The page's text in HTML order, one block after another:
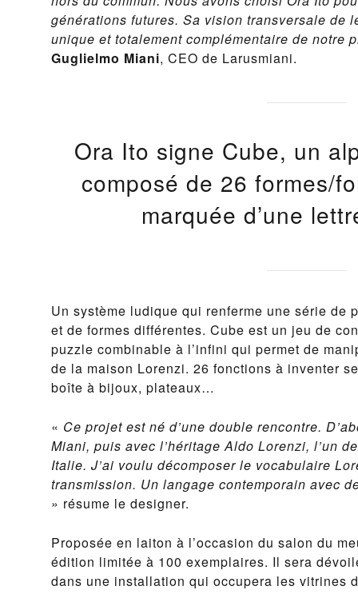
générations futures. Sa vision transversale de
unique et totalement complémentaire de notre
Guglielmo Miani, CEO de Larusmiani.
Ora Ito signe Cube, un
composé de 26 formes/
marquée d’une
Un système ludique qui renferme une série de
et de formes différentes. Cube est un jeu de
puzzle combinable à l’infini qui permet de
de la maison Lorenzi. 26 fonctions à inventer
boîte à bijoux, plateaux…
« Ce projet est né d’une double rencontre.
Miani, puis avec l’héritage Aldo Lorenzi, l’un
Italie. J’ai voulu décomposer le vocabulaire
transmission. Un langage contemporain avec
» résume le designer.
Proposée en laiton à l’occasion du salon du
édition limitée à 100 exemplaires. Il sera
dans une installation qui occupera les vitrines